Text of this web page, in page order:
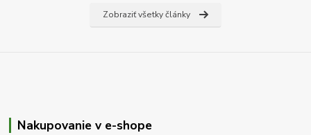
Zobraziť všetky články
Nakupovanie v e-shope